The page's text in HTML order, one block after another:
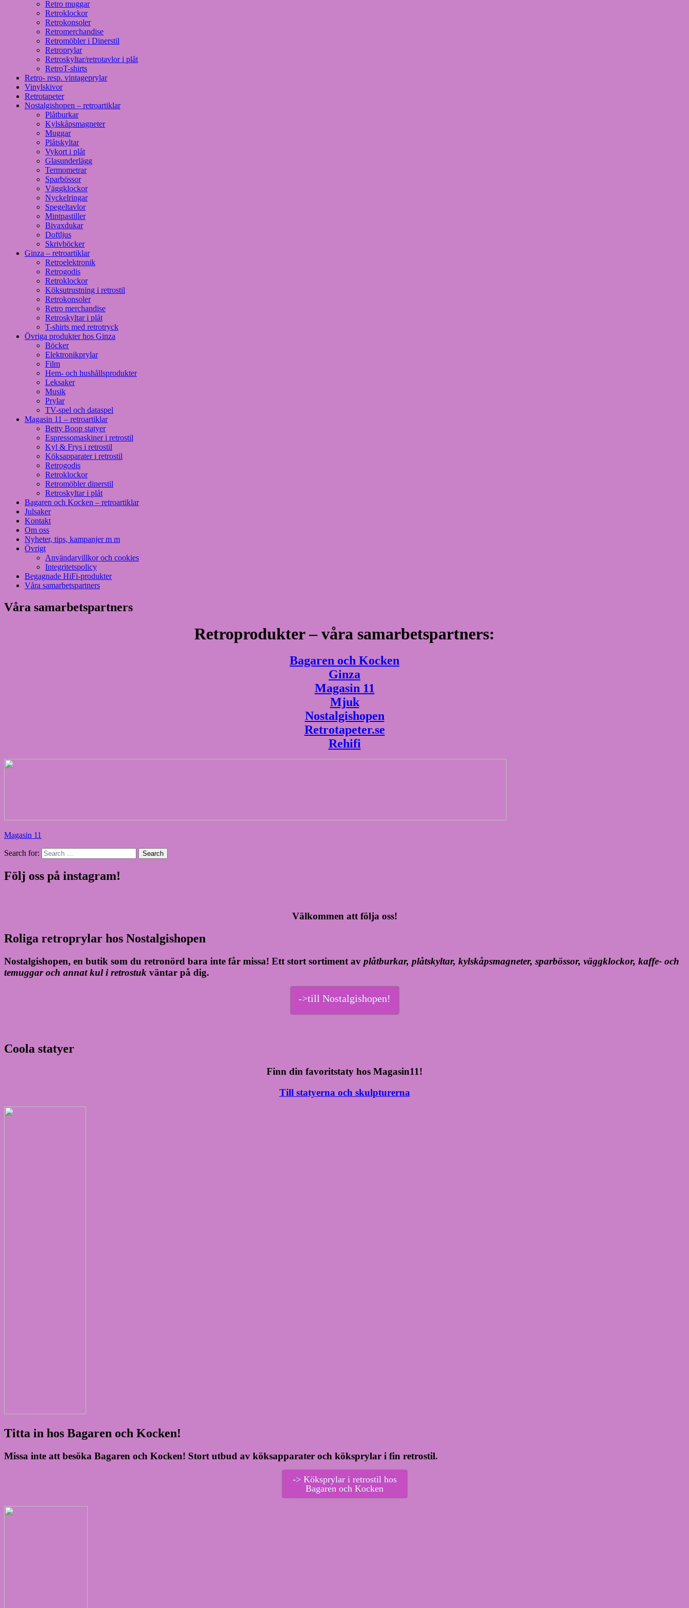
Retro muggar
Retroklockor
Retrokonsoler
Retromerchandise
Retromöbler i Dinerstil
Retroprylar
Retroskyltar/retrotavlor i plåt
RetroT-shirts
Retro- resp. vintageprylar
Vinylskivor
Retrotapeter
Nostalgishopen – retroartiklar
Plåtburkar
Kylskåpsmagneter
Muggar
Plåtskyltar
Vykort i plåt
Glasunderlägg
Termometrar
Sparbössor
Väggklockor
Nyckelringar
Spegeltavlor
Mintpastiller
Bivaxdukar
Doftljus
Skrivböcker
Ginza – retroartiklar
Retroelektronik
Retrogodis
Retroklockor
Köksutrustning i retrostil
Retrokonsoler
Retro merchandise
Retroskyltar i plåt
T-shirts med retrotryck
Övriga produkter hos Ginza
Böcker
Elektronikprylar
Film
Hem- och hushållsprodukter
Leksaker
Musik
Prylar
TV-spel och dataspel
Magasin 11 – retroartiklar
Betty Boop statyer
Espressomaskiner i retrostil
Kyl & Frys i retrostil
Köksapparater i retrostil
Retrogodis
Retroklockor
Retromöbler dinerstil
Retroskyltar i plåt
Bagaren och Kocken – retroartiklar
Julsaker
Kontakt
Om oss
Nyheter, tips, kampanjer m m
Övrigt
Användarvillkor och cookies
Integritetspolicy
Begagnade HiFi-produkter
Våra samarbetspartners
Våra samarbetspartners
Retroprodukter – våra samarbetspartners:
Bagaren och Kocken
Ginza
Magasin 11
Mjuk
Nostalgishopen
Retrotapeter.se
Rehifi
Magasin 11
Search for: Search
Följ oss på instagram!
Välkommen att följa oss!
Roliga retroprylar hos Nostalgishopen
Nostalgishopen, en butik som du retronörd bara inte får missa! Ett stort sortiment av plåtburkar, plåtskyltar, kylskåpsmagneter, sparbössor, väggklockor, kaffe- och
temuggar och annat kul i retrostuk väntar på dig.
->till Nostalgishopen!
Coola statyer
Finn din favoritstaty hos Magasin11!
Till statyerna och skulpturerna
Titta in hos Bagaren och Kocken!
Missa inte att besöka Bagaren och Kocken! Stort utbud av köksapparater och köksprylar i fin retrostil.
-> Köksprylar i retrostil hos
Bagaren och Kocken